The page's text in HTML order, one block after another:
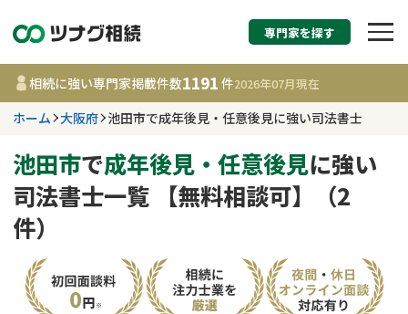
相続税申告・相続手
す
大阪府
事務所 1191
件
相談内容で探す
専門家を探す
相続に強い専門家掲載件数1191 件2026年07月現在
ホーム 大阪府 池田市で成年後見・任意後見に強い司法書士
池田市で成年後見・任意後見に強い
司法書士一覧 【無料相談可】（2
件）